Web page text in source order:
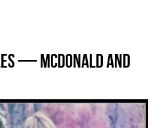
— McDonald And